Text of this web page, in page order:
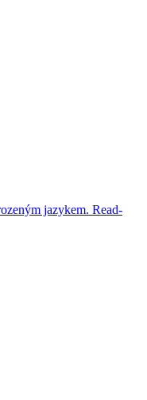
jazykem. Read-